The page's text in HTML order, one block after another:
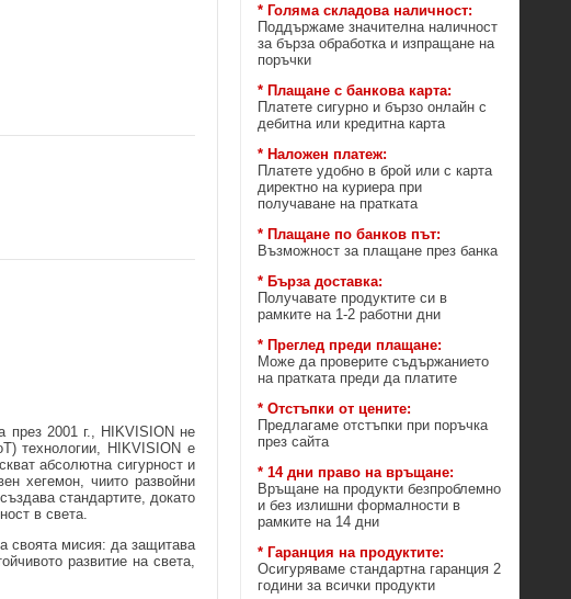
през 2001 г., HIKVISION не
технологии, HIKVISION е
абсолютна сигурност и
хегемон, чиито развойни
стандартите, докато
в света.
своята мисия: да защитава
развитие на света,
* Голяма складова наличност:
Поддържаме значителна наличност
за бърза обработка и изпращане на
поръчки
* Плащане с банкова карта:
Платете сигурно и бързо онлайн с
дебитна или кредитна карта
* Наложен платеж:
Платете удобно в брой или с карта
директно на куриера при
получаване на пратката
* Плащане по банков път:
Възможност за плащане през банка
* Бърза доставка:
Получавате продуктите си в
рамките на 1-2 работни дни
* Преглед преди плащане:
Може да проверите съдържанието
на пратката преди да платите
* Отстъпки от цените:
Предлагаме отстъпки при поръчка
през сайта
* 14 дни право на връщане:
Връщане на продукти безпроблемно
и без излишни формалности в
рамките на 14 дни
* Гаранция на продуктите:
Осигуряваме стандартна гаранция 2
години за всички продукти